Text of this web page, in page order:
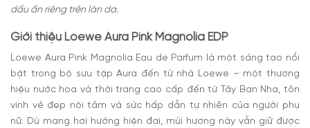
dấu ấn riêng trên làn da.
Giới thiệu Loewe Aura Pink Magnolia EDP
Loewe Aura Pink Magnolia Eau de Parfum là một sáng tạo nổi
bật trong bộ sưu tập Aura đến từ nhà Loewe – một thương
hiệu nước hoa và thời trang cao cấp đến từ Tây Ban Nha, tôn
vinh vẻ đẹp nội tâm và sức hấp dẫn tự nhiên của người phụ
nữ. Dù mang hơi hướng hiện đại, mùi hương này vẫn giữ được